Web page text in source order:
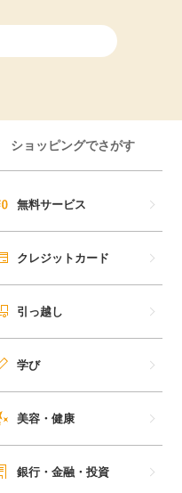
ショッピングでさがす
無料サービス
クレジットカード
引っ越し
学び
美容・健康
銀行・金融・投資